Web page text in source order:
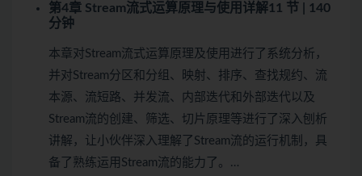
第4章 Stream流式运算原理与使用详解11 节 | 140
分钟
本章对Stream流式运算原理及使用进行了系统分析，
并对Stream分区和分组、映射、排序、查找规约、流
本源、流短路、并发流、内部迭代和外部迭代以及
Stream流的创建、筛选、切片原理等进行了深入刨析
讲解，让小伙伴深入理解了Stream流的运行机制，具
备了熟练运用Stream流的能力了。…